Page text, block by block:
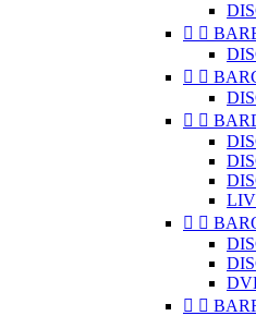
 
 
 
 
 